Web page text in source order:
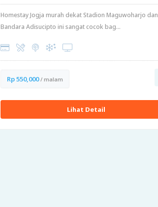
Homestay Jogja murah dekat Stadion Maguwoharjo dan
Bandara Adisucipto ini sangat cocok bag...
Rp 550,000/ malam
Lihat Detail